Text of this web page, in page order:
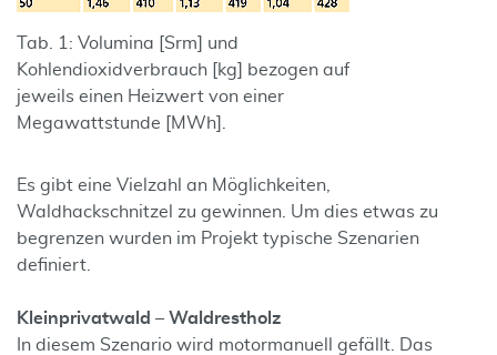
Tab. 1: Volumina [Srm] und
Kohlendioxidverbrauch [kg] bezogen auf
jeweils einen Heizwert von einer
Megawattstunde [MWh].
Es gibt eine Vielzahl an Möglichkeiten,
Waldhackschnitzel zu gewinnen. Um dies etwas zu
begrenzen wurden im Projekt typische Szenarien
definiert.
Kleinprivatwald – Waldrestholz
In diesem Szenario wird motormanuell gefällt. Das